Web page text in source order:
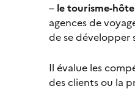
– le tourisme-
agences de
de se développer
Il évalue les
des clients ou la